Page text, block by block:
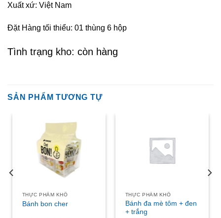
Xuất xứ: Việt Nam
Đặt Hàng tối thiểu: 01 thùng 6 hộp
Tình trạng kho: còn hàng
SẢN PHẨM TƯƠNG TỰ
THỰC PHẨM KHÔ
Bánh bon cher
THỰC PHẨM KHÔ
Bánh đa mè tôm + đen
+ trắng